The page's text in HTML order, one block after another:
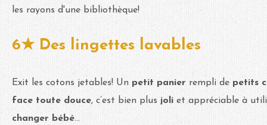
les rayons d'une bibliothèque!
6★ Des lingettes lavables
Exit les cotons jetables! Un petit panier rempli de petits
face toute douce, c’est bien plus joli et appréciable à
changer bébé...